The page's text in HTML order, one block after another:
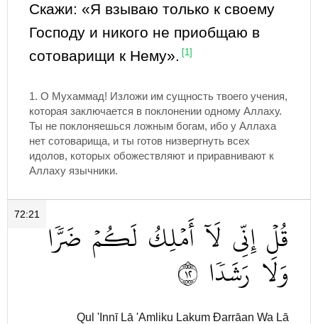
Скажи: «Я взываю только к своему
Господу и никого не приобщаю в
сотоварищи к Нему».
[1]
1. О Мухаммад! Изложи им сущность твоего учения,
которая заключается в поклонении одному Аллаху.
Ты не поклоняешься ложным богам, ибо у Аллаха
нет сотоварища, и ты готов низвергнуть всех
идолов, которых обожествляют и приравнивают к
Аллаху язычники.
72:21 قُلۡ إِنِّي لَآ أَمۡلِكُ لَكُمۡ ضَرّٗا
وَلَا رَشَدٗا ٢١
Qul 'Innī Lā 'Amliku Lakum Đarrāan Wa Lā